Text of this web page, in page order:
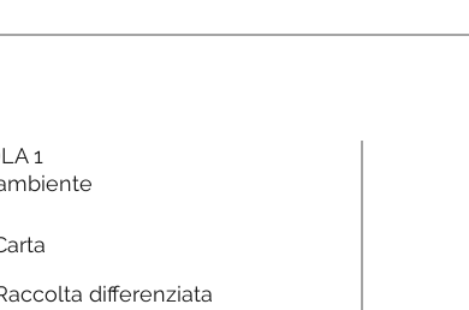
1
differenziata